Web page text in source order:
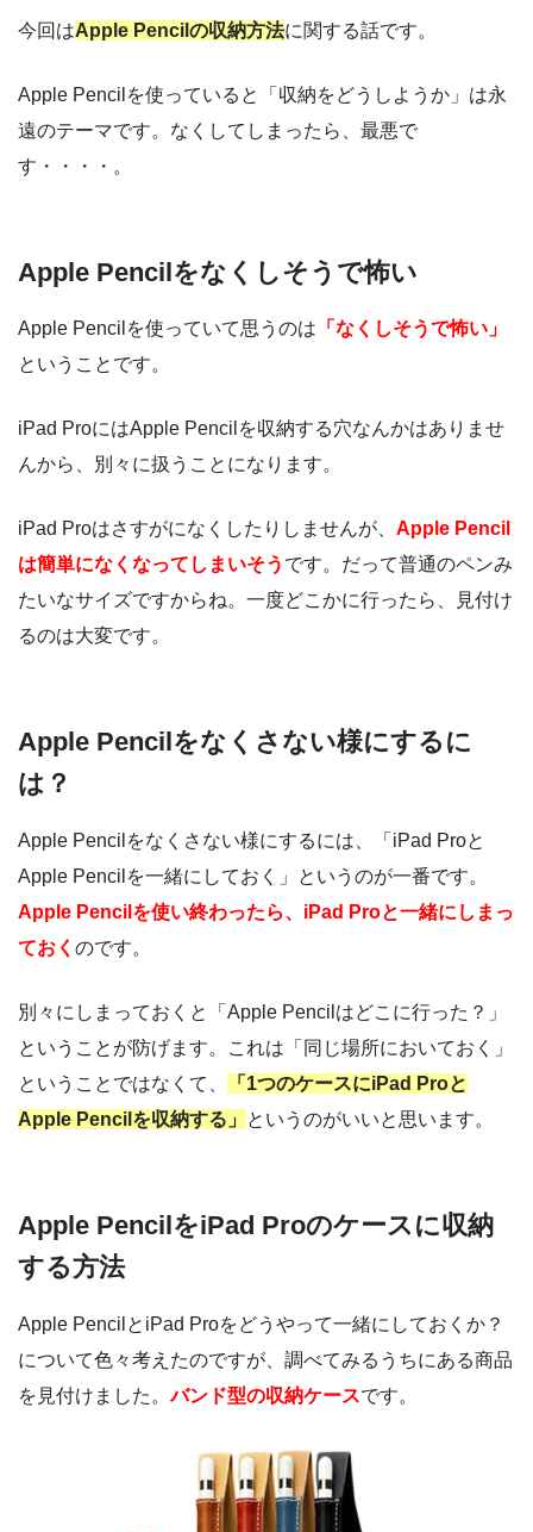
今回はApple Pencilの収納方法に関する話です。
Apple Pencilを使っていると「収納をどうしようか」は永
遠のテーマです。なくしてしまったら、最悪で
す・・・・。
Apple Pencilをなくしそうで怖い
Apple Pencilを使っていて思うのは 「なくしそうで怖い」
ということです。
iPad ProにはApple Pencilを収納する穴なんかはありませ
んから、別々に扱うことになります。
iPad Proはさすがになくしたりしませんが、 Apple Pencil
は簡単になくなってしまいそう です。だって普通のペンみ
たいなサイズですからね。一度どこかに行ったら、見付け
るのは大変です。
Apple Pencilをなくさない様にするに
は？
Apple Pencilをなくさない様にするには、「iPad Proと
Apple Pencilを一緒にしておく」というのが一番です。
Apple Pencilを使い終わったら、iPad Proと一緒にしまっ
ておく のです。
別々にしまっておくと「Apple Pencilはどこに行った？」
ということが防げます。これは「同じ場所においておく」
ということではなくて、
「1つのケースにiPad Proと
Apple Pencilを収納する」 というのがいいと思います。
Apple PencilをiPad Proのケースに収納
する方法
Apple PencilとiPad Proをどうやって一緒にしておくか？
について色々考えたのですが、調べてみるうちにある商品
を見付けました。バンド型の収納ケースです。